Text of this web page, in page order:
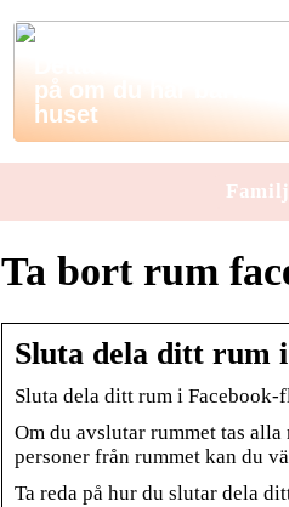
Barn och husdjur?
på om du har barn i
huset
Ta bort rum
Sluta dela ditt rum
Sluta dela ditt rum i
Om du avslutar rummet tas
personer från rummet kan du
Ta reda på hur du slutar dela